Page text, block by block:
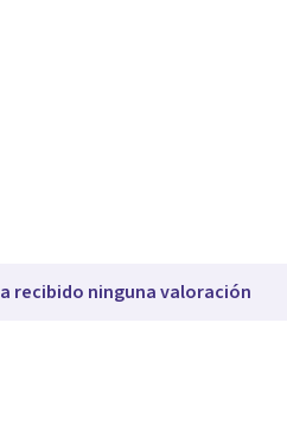
recibido ninguna valoración